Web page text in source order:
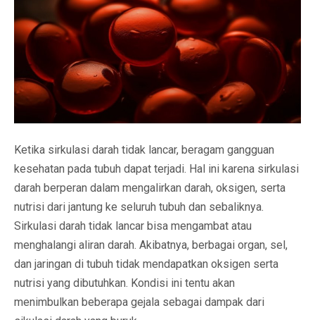
Ketika sirkulasi darah tidak lancar, beragam gangguan
kesehatan pada tubuh dapat terjadi. Hal ini karena sirkulasi
darah berperan dalam mengalirkan darah, oksigen, serta
nutrisi dari jantung ke seluruh tubuh dan sebaliknya.
Sirkulasi darah tidak lancar bisa mengambat atau
menghalangi aliran darah. Akibatnya, berbagai organ, sel,
dan jaringan di tubuh tidak mendapatkan oksigen serta
nutrisi yang dibutuhkan. Kondisi ini tentu akan
menimbulkan beberapa gejala sebagai dampak dari